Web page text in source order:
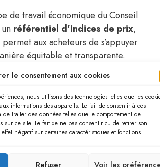
le consentement aux cookies
nous utilisons des technologies telles que les
informations des appareils. Le fait de consentir à ces
de traiter des données telles que le comportement de
sur ce site. Le fait de ne pas consentir ou de retirer son
négatif sur certaines caractéristiques et fonctions.
Refuser Voir les
de travail économique du Conseil
référentiel d’indices de prix,
aux acheteurs de s’appuyer
équitable et transparente.
finalisation. Il sera bientôt mis à
pratiques aux gestionnaires de
ou de restaurants
un enjeu